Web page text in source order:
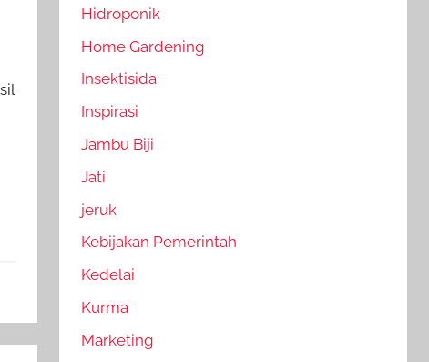
Hidroponik
Home Gardening
Insektisida
Inspirasi
Jambu Biji
Jati
jeruk
Kebijakan Pemerintah
Kedelai
Kurma
Marketing